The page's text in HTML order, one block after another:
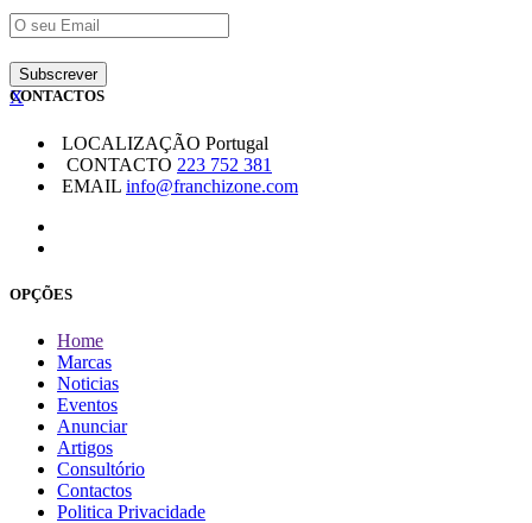
X
CONTACTOS
LOCALIZAÇÃO Portugal
CONTACTO 223 752 381
EMAIL info@franchizone.com
OPÇÕES
Home
Marcas
Noticias
Eventos
Anunciar
Artigos
Consultório
Contactos
Politica Privacidade